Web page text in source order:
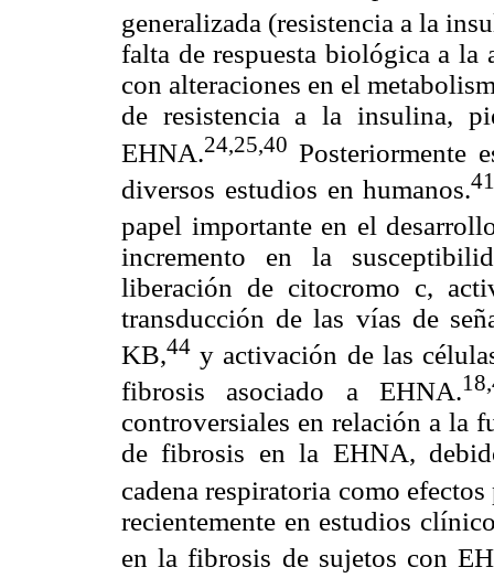
generalizada (resistencia a la
falta de respuesta biológica a la
con alteraciones en el
de resistencia a la insulina,
EHNA.24,25,40 Posteriormente
diversos estudios en humanos.
papel importante en el
incremento en la
liberación de citocromo c,
transducción de las vías de
KB,44 y activación de las
fibrosis asociado a EHNA.
controversiales en relación a la
de fibrosis en la EHNA,
cadena respiratoria como
recientemente en estudios
en la fibrosis de sujetos con